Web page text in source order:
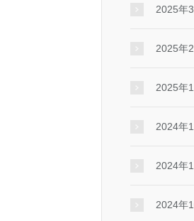
2025年
2025年
2025年
2024年
2024年
2024年